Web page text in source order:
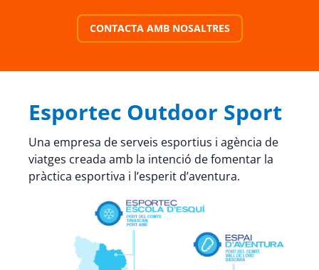
CONTACTA AMB NOSALTRES
Esportec Outdoor Sport
Una empresa de serveis esportius i agència de
viatges creada amb la intenció de fomentar la
pràctica esportiva i l’esperit d’aventura.